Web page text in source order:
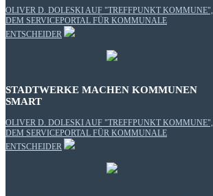
OLIVER D. DOLESKI AUF "TREFFPUNKT KOMMUNE",
DEM SERVICEPORTAL FÜR KOMMUNALE
ENTSCHEIDER
STADTWERKE MACHEN KOMMUNEN
SMART
OLIVER D. DOLESKI AUF "TREFFPUNKT KOMMUNE",
DEM SERVICEPORTAL FÜR KOMMUNALE
ENTSCHEIDER